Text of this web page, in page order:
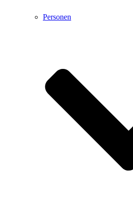
Personen